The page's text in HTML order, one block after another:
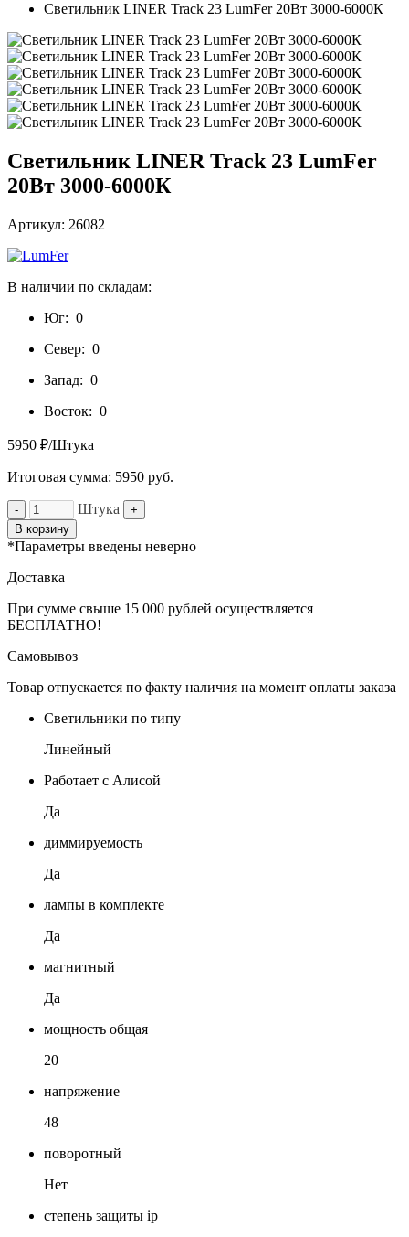
Светильник LINER Track 23 LumFer 20Вт 3000-6000К
Светильник LINER Track 23 LumFer
20Вт 3000-6000К
Артикул: 26082
В наличии по складам:
Юг: 0
Север: 0
Запад: 0
Восток: 0
5950 ₽/Штука
Итоговая сумма: 5950 руб.
- Штука
+
В корзину
*Параметры введены неверно
Доставка
При сумме свыше 15 000 рублей осуществляется
БЕСПЛАТНО!
Самовывоз
Товар отпускается по факту наличия на момент оплаты заказа
Светильники по типу
Линейный
Работает с Алисой
Да
диммируемость
Да
лампы в комплекте
Да
магнитный
Да
мощность общая
20
напряжение
48
поворотный
Нет
степень защиты ip